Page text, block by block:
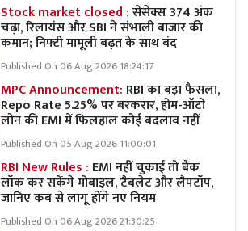
Stock market closed :सेंसेक्स 374 अंक
चढ़ा, रिलायंस और SBI ने संभाली बाजार की
कमान; निफ्टी मामूली बढ़त के साथ बंद
Published On 06 Aug 2026 18:24:17
MPC Announcement: RBI का बड़ा फैसला,
Repo Rate 5.25% पर बरकरार, होम-ऑटो
लोन की EMI में फिलहाल कोई बदलाव नहीं
Published On 05 Aug 2026 11:00:01
RBI New Rules : EMI नहीं चुकाई तो बैंक
लॉक कर सकेंगे मोबाइल, टैबलेट और लैपटॉप,
जानिए कब से लागू होंगे नए नियम
Published On 06 Aug 2026 21:30:25